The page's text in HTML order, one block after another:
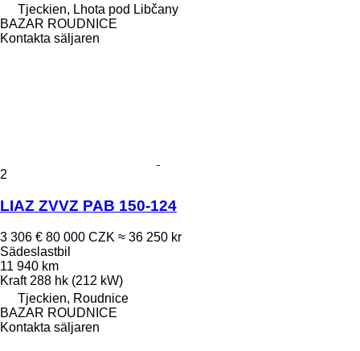
Tjeckien, Lhota pod Libčany
BAZAR ROUDNICE
Kontakta säljaren
2
LIAZ ZVVZ PAB 150-124
3 306 € 80 000 CZK ≈ 36 250 kr
Sädeslastbil
11 940 km
Kraft 288 hk (212 kW)
Tjeckien, Roudnice
BAZAR ROUDNICE
Kontakta säljaren